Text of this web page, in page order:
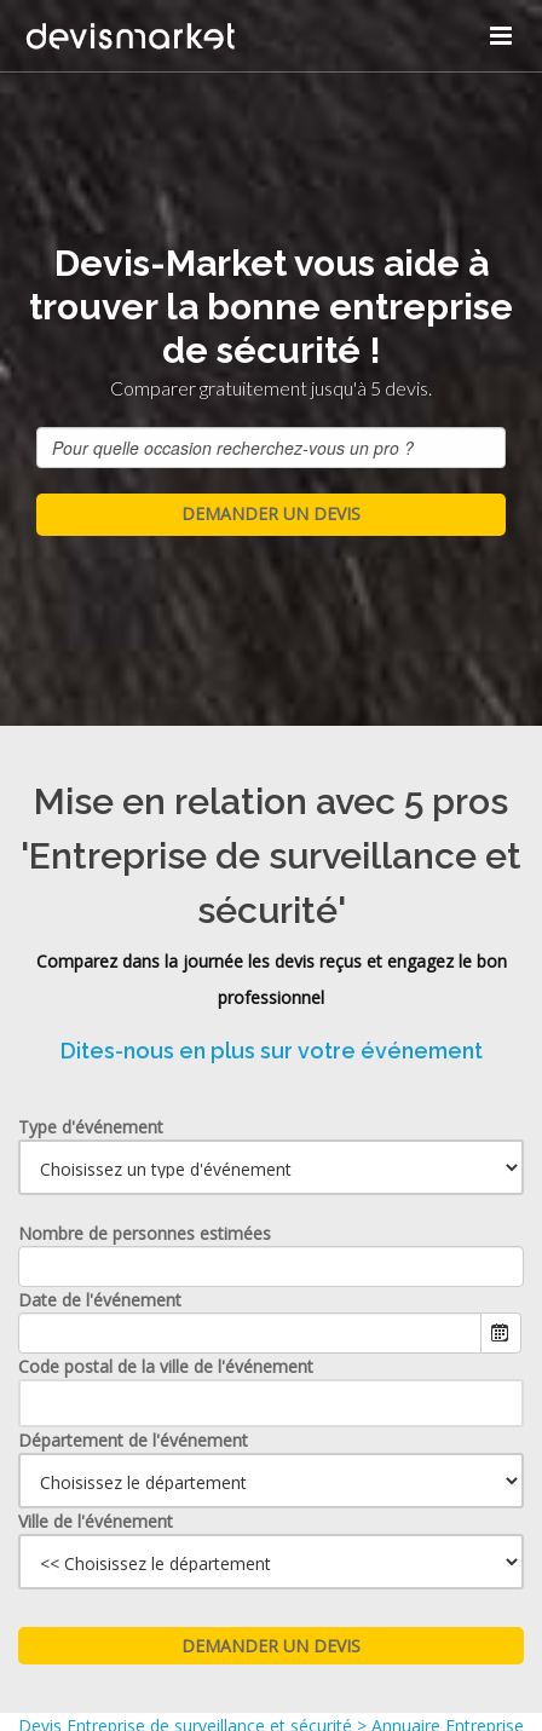
Devis-Market vous aide à
trouver la bonne entreprise
de sécurité !
Comparer gratuitement jusqu'à 5 devis.
Mise en relation avec 5 pros
'Entreprise de surveillance et
sécurité'
Comparez dans la journée les devis reçus et engagez le bon
professionnel
Dites-nous en plus sur votre événement
Type d'événement
Nombre de personnes estimées
Date de l'événement
Code postal de la ville de l'événement
Département de l'événement
Ville de l'événement
Devis Entreprise de surveillance et sécurité > Annuaire Entreprise